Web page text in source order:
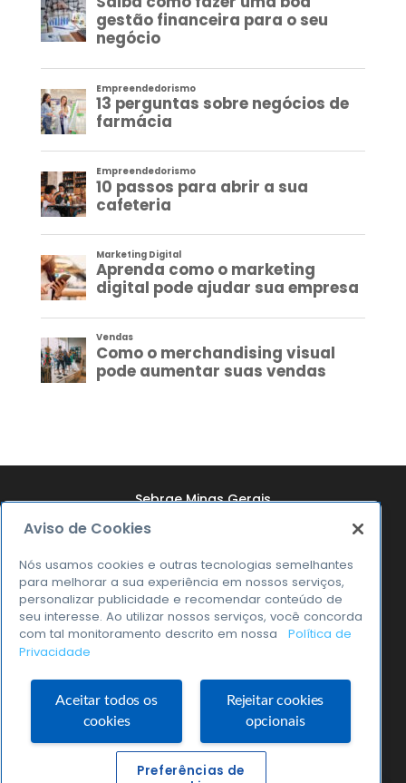
Sebrae Minas Gerais
Resultados
Notícias
Transparência
0800 570 0800
Sebrae Minas © 2026
Aviso de Cookies
Nós usamos cookies e outras tecnologias semelhantes
para melhorar a sua experiência em nossos serviços,
personalizar publicidade e recomendar conteúdo de
seu interesse. Ao utilizar nossos serviços, você concorda
com tal monitoramento descrito em nossa
Política de
Privacidade
Aceitar todos os
cookies
Rejeitar cookies
opcionais
Preferências de